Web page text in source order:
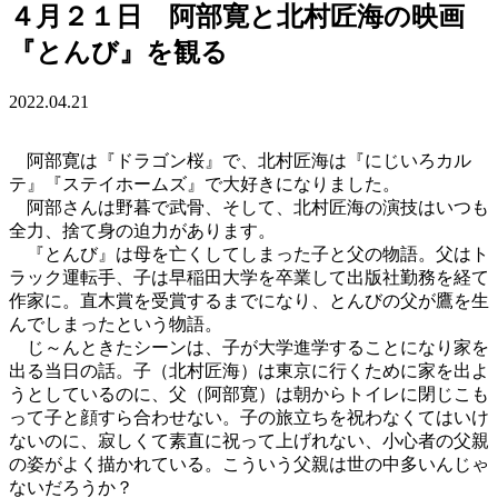
４月２１日 阿部寛と北村匠海の映画
『とんび』を観る
2022.04.21
阿部寛は『ドラゴン桜』で、北村匠海は『にじいろカル
テ』『ステイホームズ』で大好きになりました。
阿部さんは野暮で武骨、そして、北村匠海の演技はいつも
全力、捨て身の迫力があります。
『とんび』は母を亡くしてしまった子と父の物語。父はト
ラック運転手、子は早稲田大学を卒業して出版社勤務を経て
作家に。直木賞を受賞するまでになり、とんびの父が鷹を生
んでしまったという物語。
じ～んときたシーンは、子が大学進学することになり家を
出る当日の話。子（北村匠海）は東京に行くために家を出よ
うとしているのに、父（阿部寛）は朝からトイレに閉じこも
って子と顔すら合わせない。子の旅立ちを祝わなくてはいけ
ないのに、寂しくて素直に祝って上げれない、小心者の父親
の姿がよく描かれている。こういう父親は世の中多いんじゃ
ないだろうか？